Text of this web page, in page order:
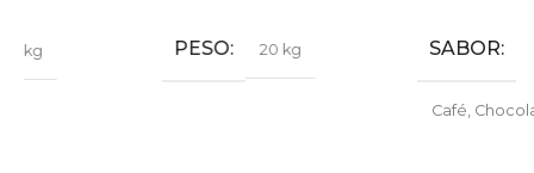
SABOR
Fresa ,